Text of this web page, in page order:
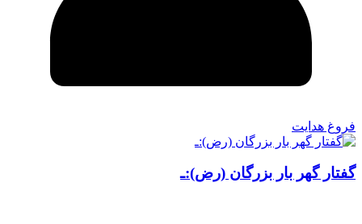
فروغ هدایت
گفتار گهر بار بزرگان (رض):ـ